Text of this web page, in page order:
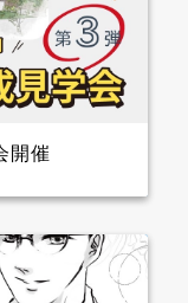
開催
会のお知らせ
日(土)11日
だいた方に